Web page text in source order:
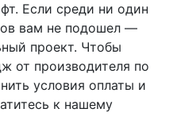
Если среди ни один
вам не подошел —
проект. Чтобы
от производителя по
условия оплаты и
к нашему